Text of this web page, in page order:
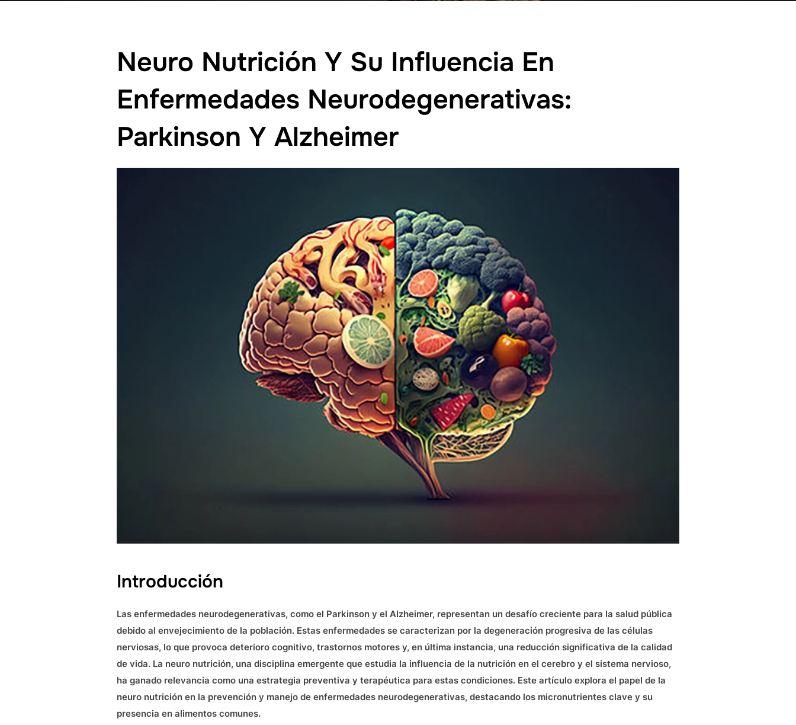
Neuro Nutrición Y Su Influencia En
Enfermedades Neurodegenerativas:
Parkinson Y Alzheimer
Introducción
Las enfermedades neurodegenerativas, como el Parkinson y el Alzheimer, representan un desafío creciente para la salud pública
debido al envejecimiento de la población. Estas enfermedades se caracterizan por la degeneración progresiva de las células
nerviosas, lo que provoca deterioro cognitivo, trastornos motores y, en última instancia, una reducción significativa de la calidad
de vida. La neuro nutrición, una disciplina emergente que estudia la influencia de la nutrición en el cerebro y el sistema nervioso,
ha ganado relevancia como una estrategia preventiva y terapéutica para estas condiciones. Este artículo explora el papel de la
neuro nutrición en la prevención y manejo de enfermedades neurodegenerativas, destacando los micronutrientes clave y su
presencia en alimentos comunes.